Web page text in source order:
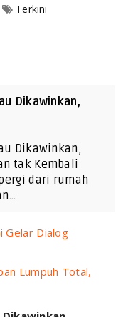
Terkini
Dikawinkan,
Dikawinkan,
tak Kembali
dari rumah
Gelar Dialog
Lumpuh Total,